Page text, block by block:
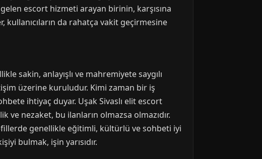
escort hizmeti arayan birinin, karşısına
kullanıcıların da rahatça vakit geçirmesine
sakin, anlayışlı ve mahremiyete saygılı
üzerine kuruludur. Kimi zaman bir iş
ihtiyaç duyar. Uşak Sivaslı elit escort
ve nezaket, bu ilanların olmazsa olmazıdır.
genellikle eğitimli, kültürlü ve sohbeti iyi
bulmak, işin yarısıdır.